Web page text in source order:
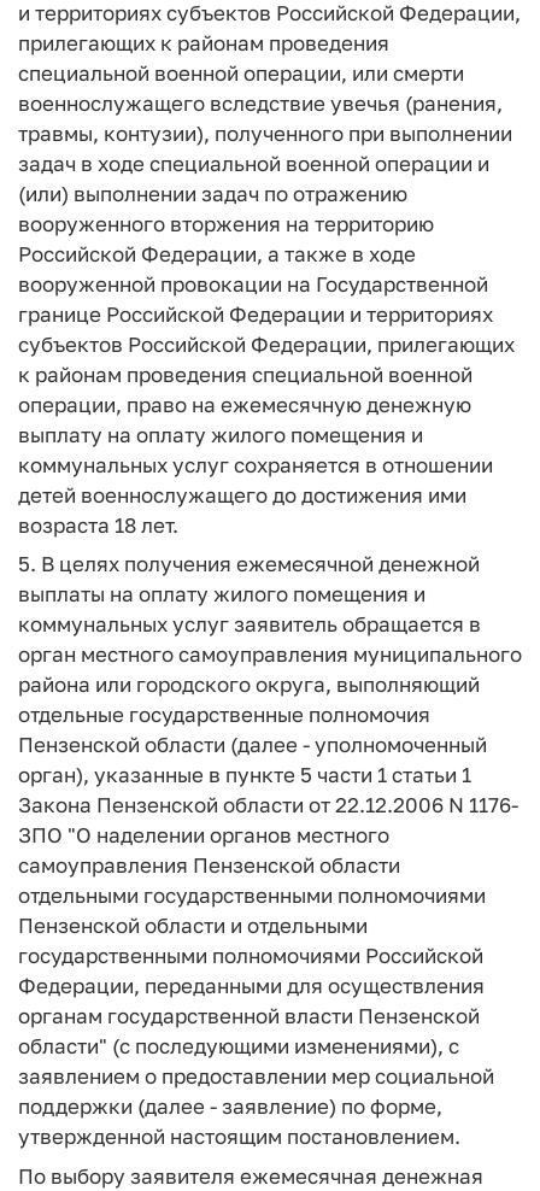
и территориях субъектов Российской Федерации,
прилегающих к районам проведения
специальной военной операции, или смерти
военнослужащего вследствие увечья (ранения,
травмы, контузии), полученного при выполнении
задач в ходе специальной военной операции и
(или) выполнении задач по отражению
вооруженного вторжения на территорию
Российской Федерации, а также в ходе
вооруженной провокации на Государственной
границе Российской Федерации и территориях
субъектов Российской Федерации, прилегающих
к районам проведения специальной военной
операции, право на ежемесячную денежную
выплату на оплату жилого помещения и
коммунальных услуг сохраняется в отношении
детей военнослужащего до достижения ими
возраста 18 лет.
5. В целях получения ежемесячной денежной
выплаты на оплату жилого помещения и
коммунальных услуг заявитель обращается в
орган местного самоуправления муниципального
района или городского округа, выполняющий
отдельные государственные полномочия
Пензенской области (далее - уполномоченный
орган), указанные в пункте 5 части 1 статьи 1
Закона Пензенской области от 22.12.2006 N 1176-
ЗПО "О наделении органов местного
самоуправления Пензенской области
отдельными государственными полномочиями
Пензенской области и отдельными
государственными полномочиями Российской
Федерации, переданными для осуществления
органам государственной власти Пензенской
области" (с последующими изменениями), с
заявлением о предоставлении мер социальной
поддержки (далее - заявление) по форме,
утвержденной настоящим постановлением.
По выбору заявителя ежемесячная денежная